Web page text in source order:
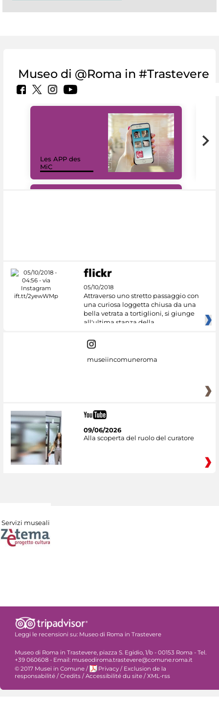
Museo di @Roma in #Trastevere
Les APP des
MiC
05/10/2018
Attraverso uno stretto passaggio con
una curiosa loggetta chiusa da una
bella vetrata a tortiglioni, si giunge
all'ultima stanza della
museiincomuneroma
09/06/2026
Alla scoperta del ruolo del curatore
Servizi museali
Leggi le recensioni su: Museo di Roma in Trastevere
Museo di Roma in Trastevere, piazza S. Egidio, 1/b - 00153 Roma - Tel.
+39 060608 - Email: museodiroma.trastevere@comune.roma.it
© 2017 Musei in Comune / Privacy / Exclusion de la
responsabilité /Credits /Accessibilité du site /XML-rss